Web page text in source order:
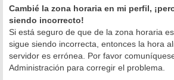
Cambié la zona horaria en mi perfil,
siendo incorrecto!
Si está seguro de que de la zona horaria
sigue siendo incorrecta, entonces la hora
servidor es errónea. Por favor
Administración para corregir el problema.